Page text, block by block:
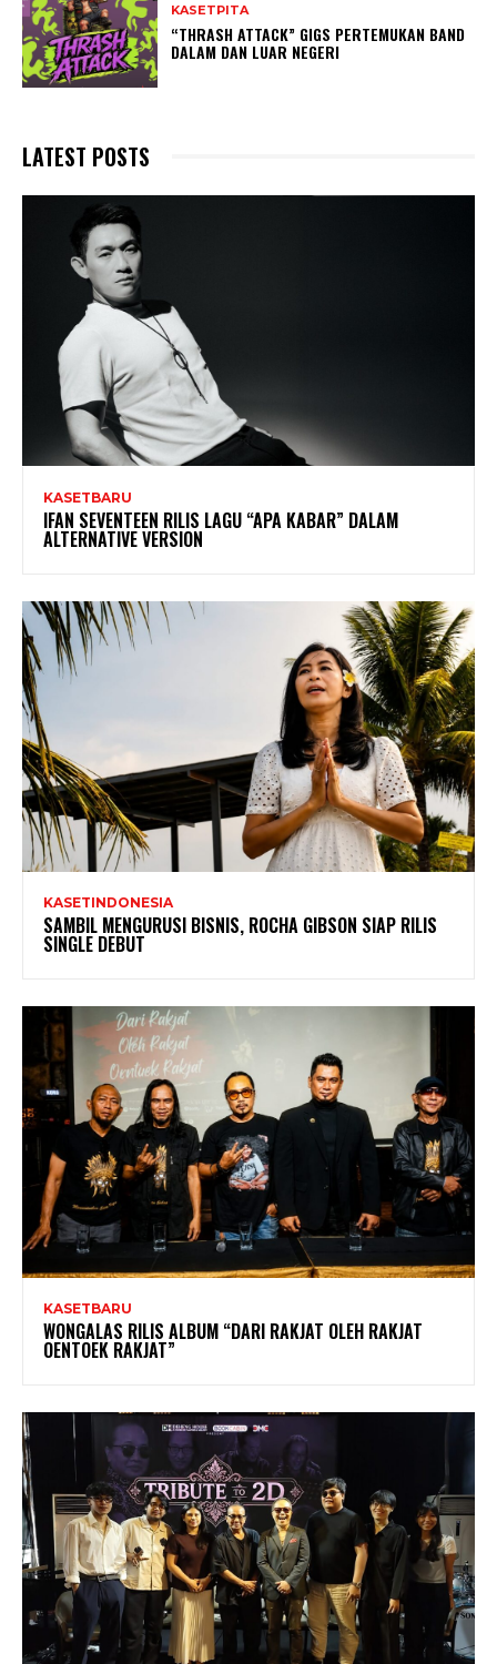
KASETPITA
“THRASH ATTACK” GIGS PERTEMUKAN BAND
DALAM DAN LUAR NEGERI
LATEST POSTS
KASETBARU
IFAN SEVENTEEN RILIS LAGU “APA KABAR” DALAM
ALTERNATIVE VERSION
KASETINDONESIA
SAMBIL MENGURUSI BISNIS, ROCHA GIBSON SIAP RILIS
SINGLE DEBUT
KASETBARU
WONGALAS RILIS ALBUM “DARI RAKJAT OLEH RAKJAT
OENTOEK RAKJAT”